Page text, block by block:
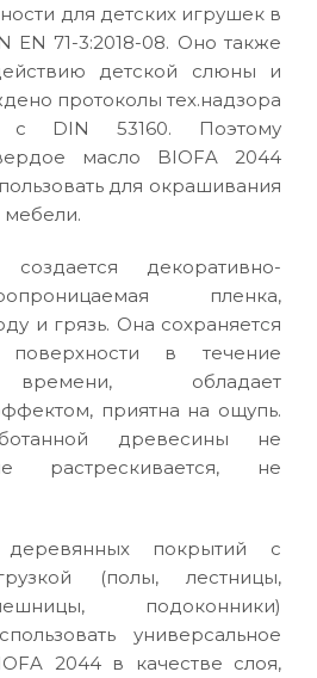
для детских игрушек в
EN 71-3:2018-08. Оно также
детской слюны и
протоколы тех.надзора
с DIN 53160. Поэтому
масло BIOFA 2044
для окрашивания
мебели.
декоративно-
пленка,
и грязь. Она сохраняется
в течение
времени, обладает
приятна на ощупь.
древесины не
растрескивается, не
покрытий с
(полы, лестницы,
подоконники)
универсальное
2044 в качестве слоя,